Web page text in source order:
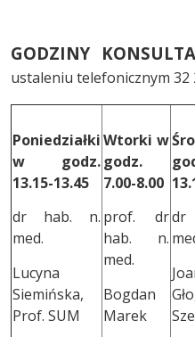
GODZINY
ustaleniu telefonicznym 32
Poniedziałki
w godz.
13.15-13.45
dr hab. n.
med.
Lucyna
Siemińska,
Prof. SUM
Wtorki w
godz.
7.00-8.00
prof. dr
hab. n.
med.
Bogdan
Marek
dr